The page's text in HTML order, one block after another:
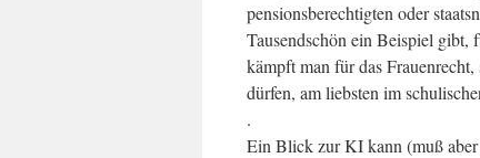
pensionsberechtigten oder
Tausendschön ein Beispiel gibt,
kämpft man für das
dürfen, am liebsten im
.
Ein Blick zur KI kann (muß